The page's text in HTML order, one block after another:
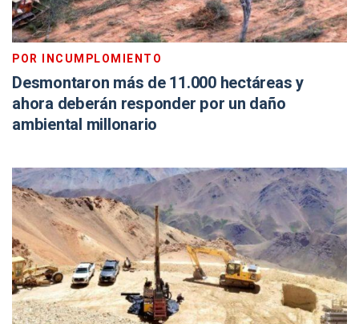
POR INCUMPLOMIENTO
Desmontaron más de 11.000 hectáreas y
ahora deberán responder por un daño
ambiental millonario